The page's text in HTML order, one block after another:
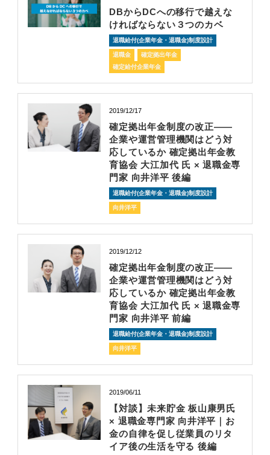
DBからDCへの移行で越えな
ければならない３つのカベ
退職給付(企業年金・退職金)制度設計
退職金
確定拠出年金
確定給付企業年金
2019/12/17
確定拠出年金制度の改正――
企業や運営管理機関はどう対
応しているか 確定拠出年金教
育協会 大江加代 氏 × 退職金専
門家 向井洋平 後編
退職給付(企業年金・退職金)制度設計
向井洋平
2019/12/12
確定拠出年金制度の改正――
企業や運営管理機関はどう対
応しているか 確定拠出年金教
育協会 大江加代 氏 × 退職金専
門家 向井洋平 前編
退職給付(企業年金・退職金)制度設計
向井洋平
2019/06/11
【対談】未来貯金 板山康男氏
× 退職金専門家 向井洋平｜お
金の自律を促し従業員のリタ
イア後の生活を守る 後編